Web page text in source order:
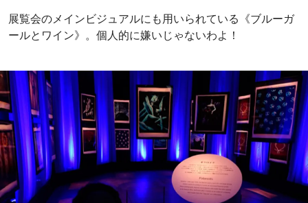
最後は監督のどの作品にも通底するテーマである『誤解さ
れがちなアウトサイダー』。孤独や誤解に悩んだ者──ひら
たく言えば「非モテ」──なら誰もが共感すること請け合い
です。てゆーか、この作品こそ一人で楽しむべき。